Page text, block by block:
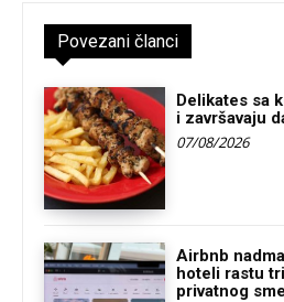
Povezani članci
Delikates sa
i završavaju
07/08/2026
Airbnb
hoteli rastu
privatnog